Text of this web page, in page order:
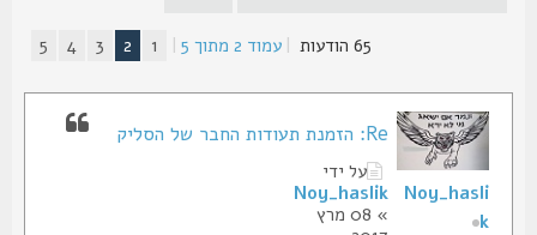
|עמוד2מתוך5
|
1
5
Re: הזמנת תעודות החבר של הסליק
על ידי
Noy_haslik
» 08 מרץ
Noy_hasli